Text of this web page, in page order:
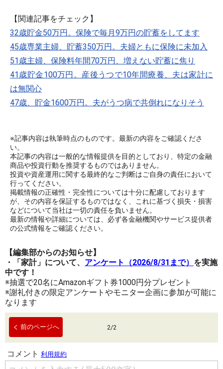
【関連記事をチェック】
32歳貯金50万円。保険で毎月9万円の貯蓄をしてます
45歳専業主婦、貯蓄350万円。夫婦ともに保険に未加入
51歳主婦、保険料年間70万円、増えない貯蓄に焦り
41歳貯金100万円。産後うつで10年間療養、夫は家計に
は無関心
47歳、貯金1600万円。夫がうつ病で共倒れになりそう
※記事内容は執筆時点のものです。最新の内容をご確認くださ
い。
本記事の内容は一般的な情報提供を目的としており、特定の金融
商品や投資行動を推奨するものではありません。
投資や資産運用に関する最終的なご判断はご自身の責任において
行ってください。
掲載情報の正確性・完全性については十分に配慮しております
が、その内容を保証するものではなく、これに基づく損失・損害
などについて当社は一切の責任を負いません。
最新の情報や詳細については、必ず各金融機関やサービス提供者
の公式情報をご確認ください。
【編集部からのお知らせ】
・「家計」について、 アンケート（2026/8/31まで） を実施
中です！
※抽選で20名にAmazonギフト券1000円分プレゼント
※謝礼付きの限定アンケートやモニター企画に参加が可能に
なります
前のページへ 2/2